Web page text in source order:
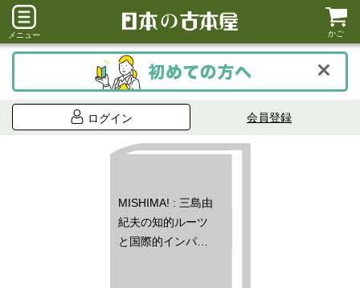
メニュー かご
ログイン 会員登録
MISHIMA! : 三島由
紀夫の知的ルーツ
と国際的インパク